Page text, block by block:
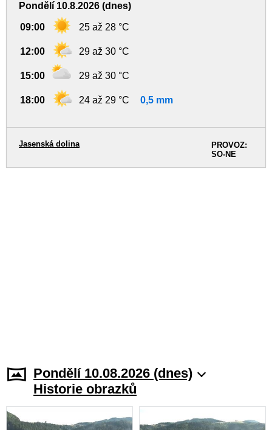
Pondělí 10.8.2026 (dnes)
09:00 25 až 28 °C
12:00 29 až 30 °C
15:00 29 až 30 °C
18:00 24 až 29 °C 0,5 mm
PROVOZ:
SO-NE
Jasenská dolina
Pondělí 10.08.2026 (dnes)
Historie obrazků